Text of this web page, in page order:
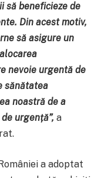
să beneficieze de
Din acest motiv,
să asigure un
nevoie urgentă de
sănătatea
noastră de a
urgență”, a
a adoptat